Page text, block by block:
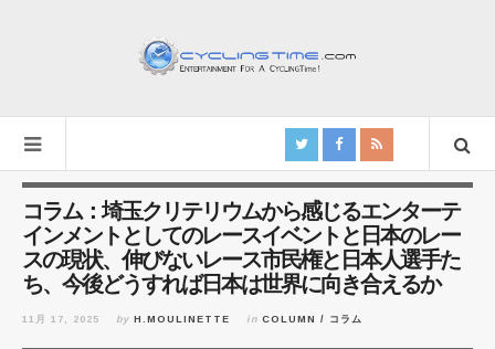
コラム：埼玉クリテリウムから感じるエンターテ
インメントとしてのレースイベントと日本のレー
スの現状、伸びないレース市民権と日本人選手た
ち、今後どうすれば日本は世界に向き合えるか
11月 17, 2025 by H.MOULINETTE in COLUMN / コラム